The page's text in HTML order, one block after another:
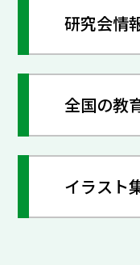
研究会情
全国の教
イラスト